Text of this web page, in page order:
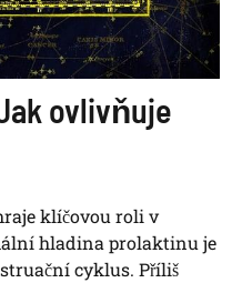
ovlivňuje
klíčovou roli v
hladina prolaktinu je
cyklus. Příliš